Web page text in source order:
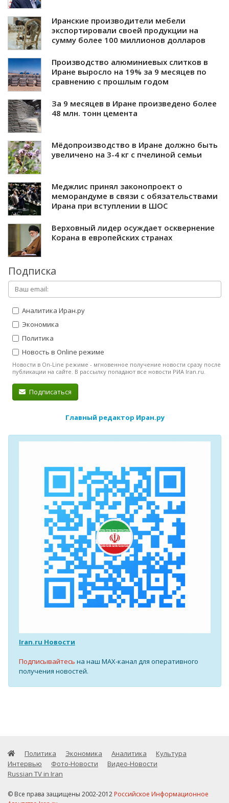
Иранские производители мебели
экспортировали своей продукции на
сумму более 100 миллионов долларов
Производство алюминиевых слитков в
Иране выросло на 19% за 9 месяцев по
сравнению с прошлым годом
За 9 месяцев в Иране произведено более
48 млн. тонн цемента
Мёдопроизводство в Иране должно быть
увеличено на 3-4 кг с пчелиной семьи
Меджлис принял законопроект о
меморандуме в связи с обязательствами
Ирана при вступлении в ШОС
Верховный лидер осуждает осквернение
Корана в европейских странах
Подписка
Аналитика Иран.ру
Экономика
Политика
Новость в Online режиме
Новости в On-Line режиме - мгновенное получение новости сразу после
публикации на сайте. В рассылку попадают все новости РИА Iran.ru.
Подписаться
Главный редактор Иран.ру
Iran.ru Новости
Подписывайтесь на наш MAX-канал для оперативного
получения новостей.
Политика Экономика Аналитика
Культура
Интервью
Фото-Новости
Видео-Новости
Russian TV in Iran
© Все права защищены 2002-2012 Российское Информационное